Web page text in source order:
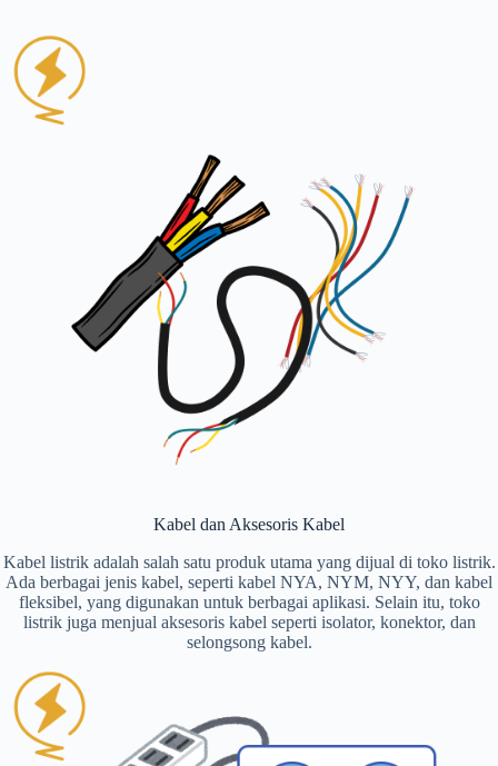
Kabel dan Aksesoris Kabel
Kabel listrik adalah salah satu produk utama yang dijual di toko listrik.
Ada berbagai jenis kabel, seperti kabel NYA, NYM, NYY, dan kabel
fleksibel, yang digunakan untuk berbagai aplikasi. Selain itu, toko
listrik juga menjual aksesoris kabel seperti isolator, konektor, dan
selongsong kabel.